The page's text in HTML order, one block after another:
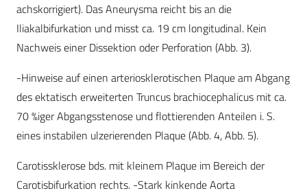
achskorrigiert). Das Aneurysma reicht bis an die
Iliakalbifurkation und misst ca. 19 cm longitudinal. Kein
Nachweis einer Dissektion oder Perforation (Abb. 3).
-Hinweise auf einen arteriosklerotischen Plaque am Abgang
des ektatisch erweiterten Truncus brachiocephalicus mit ca.
70 %iger Abgangsstenose und flottierenden Anteilen i. S.
eines instabilen ulzerierenden Plaque (Abb. 4, Abb. 5).
Carotissklerose bds. mit kleinem Plaque im Bereich der
Carotisbifurkation rechts. -Stark kinkende Aorta